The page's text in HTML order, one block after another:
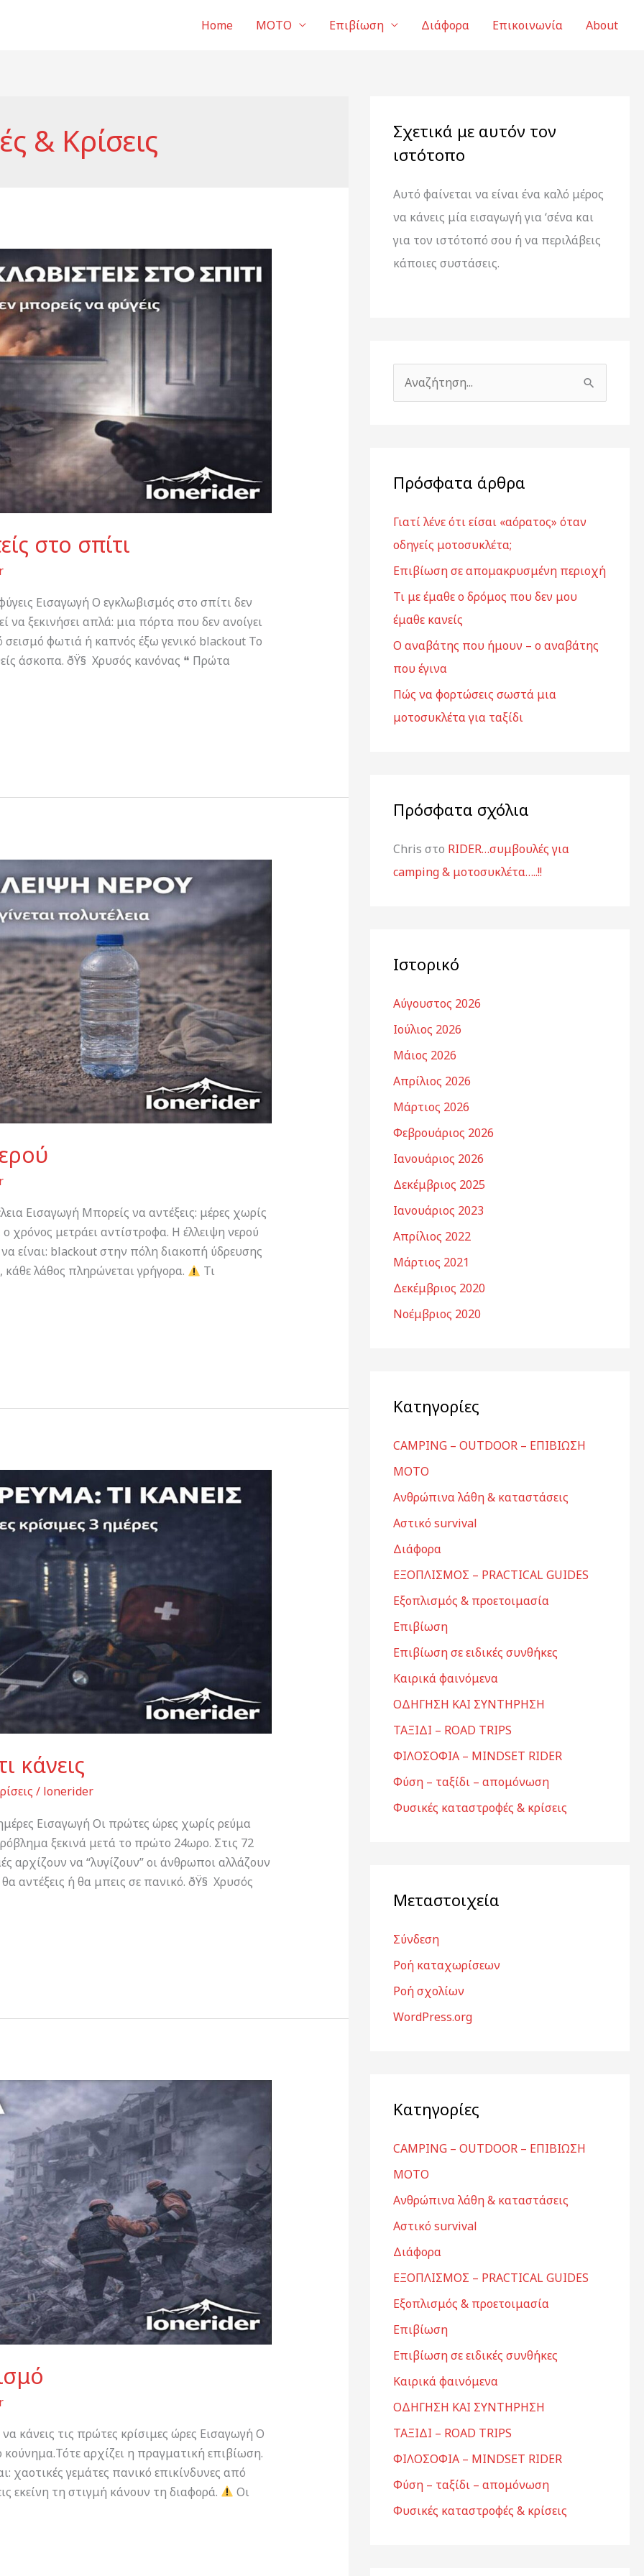
Home ΜΟΤΟ Επιβίωση Διάφορα Επικοινωνία About
& Κρίσεις
στο σπίτι
Εισαγωγή Ο εγκλωβισμός στο σπίτι δεν
ξεκινήσει απλά: μια πόρτα που δεν ανοίγει
φωτιά ή καπνός έξω γενικό blackout Το
άσκοπα. ðŸ§ Χρυσός κανόνας ❝ Πρώτα
Εισαγωγή Μπορείς να αντέξεις: μέρες χωρίς
χρόνος μετράει αντίστροφα. Η έλλειψη νερού
είναι: blackout στην πόλη διακοπή ύδρευσης
λάθος πληρώνεται γρήγορα.
Τι
κάνεις
/ lonerider
Εισαγωγή Οι πρώτες ώρες χωρίς ρεύμα
ξεκινά μετά το πρώτο 24ωρο. Στις 72
αρχίζουν να “λυγίζουν” οι άνθρωποι αλλάζουν
αντέξεις ή θα μπεις σε πανικό. ðŸ§ Χρυσός
κάνεις τις πρώτες κρίσιμες ώρες Εισαγωγή Ο
κούνημα.Τότε αρχίζει η πραγματική επιβίωση.
χαοτικές γεμάτες πανικό επικίνδυνες από
εκείνη τη στιγμή κάνουν τη διαφορά.
Οι
Σχετικά με αυτόν τον
ιστότοπο
Αυτό φαίνεται να είναι ένα καλό μέρος
να κάνεις μία εισαγωγή για ‘σένα και
για τον ιστότοπό σου ή να περιλάβεις
κάποιες συστάσεις.
ή
η
σ
η
γ
ι
α
Πρόσφατα άρθρα
Γιατί λένε ότι είσαι «αόρατος» όταν
οδηγείς μοτοσυκλέτα;
Επιβίωση σε απομακρυσμένη περιοχή
Τι με έμαθε ο δρόμος που δεν μου
έμαθε κανείς
Ο αναβάτης που ήμουν – ο αναβάτης
που έγινα
Πώς να φορτώσεις σωστά μια
μοτοσυκλέτα για ταξίδι
Πρόσφατα σχόλια
Chris στο RIDER…συμβουλές για
camping & μοτοσυκλέτα…..!!
Ιστορικό
Αύγουστος 2026
Ιούλιος 2026
Μάιος 2026
Απρίλιος 2026
Μάρτιος 2026
Φεβρουάριος 2026
Ιανουάριος 2026
Δεκέμβριος 2025
Ιανουάριος 2023
Απρίλιος 2022
Μάρτιος 2021
Δεκέμβριος 2020
Νοέμβριος 2020
Kατηγορίες
CAMPING – OUTDOOR – ΕΠΙΒΙΩΣΗ
MOTO
Ανθρώπινα λάθη & καταστάσεις
Αστικό survival
Διάφορα
ΕΞΟΠΛΙΣΜΟΣ – PRACTICAL GUIDES
Εξοπλισμός & προετοιμασία
Επιβίωση
Επιβίωση σε ειδικές συνθήκες
Καιρικά φαινόμενα
ΟΔΗΓΗΣΗ ΚΑΙ ΣΥΝΤΗΡΗΣΗ
ΤΑΞΙΔΙ – ROAD TRIPS
ΦΙΛΟΣΟΦΙΑ – MINDSET RIDER
Φύση – ταξίδι – απομόνωση
Φυσικές καταστροφές & κρίσεις
Μεταστοιχεία
Σύνδεση
Ροή καταχωρίσεων
Ροή σχολίων
WordPress.org
Kατηγορίες
CAMPING – OUTDOOR – ΕΠΙΒΙΩΣΗ
MOTO
Ανθρώπινα λάθη & καταστάσεις
Αστικό survival
Διάφορα
ΕΞΟΠΛΙΣΜΟΣ – PRACTICAL GUIDES
Εξοπλισμός & προετοιμασία
Επιβίωση
Επιβίωση σε ειδικές συνθήκες
Καιρικά φαινόμενα
ΟΔΗΓΗΣΗ ΚΑΙ ΣΥΝΤΗΡΗΣΗ
ΤΑΞΙΔΙ – ROAD TRIPS
ΦΙΛΟΣΟΦΙΑ – MINDSET RIDER
Φύση – ταξίδι – απομόνωση
Φυσικές καταστροφές & κρίσεις